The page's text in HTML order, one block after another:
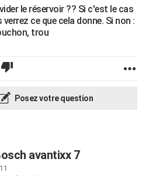
le réservoir ?? Si c'est le cas
ce que cela donne. Si non :
trou
Posez votre question
avantixx 7